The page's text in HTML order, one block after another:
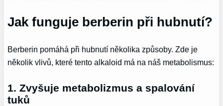
Jak funguje berberin při hubnutí?
Berberin pomáhá při hubnutí několika způsoby. Zde je
několik vlivů, které tento alkaloid má na náš metabolismus:
1. Zvyšuje metabolizmus a spalování
tuků